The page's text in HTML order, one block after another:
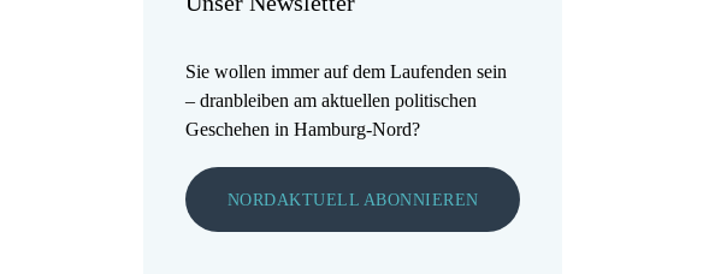
Sie wollen immer auf dem Laufenden sein
– dranbleiben am aktuellen politischen
Geschehen in Hamburg-Nord?
NORDAKTUELL ABONNIEREN